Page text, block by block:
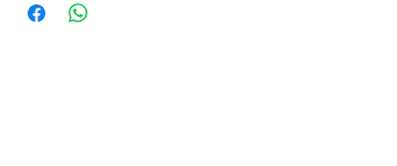
you for pickup/delivery. Full refund if sourcing is